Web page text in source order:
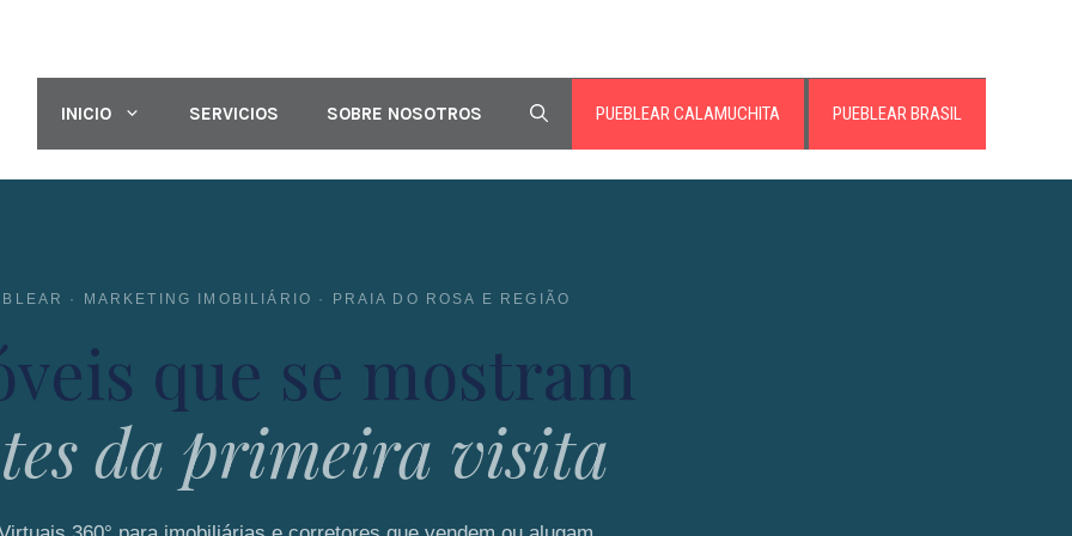
INICIO SERVICIOS SOBRE NOSOTROS PUEBLEAR CALAMUCHITA PUEBLEAR BRASIL
· MARKETING IMOBILIÁRIO · PRAIA DO ROSA E REGIÃO
que se mostram
da primeira visita